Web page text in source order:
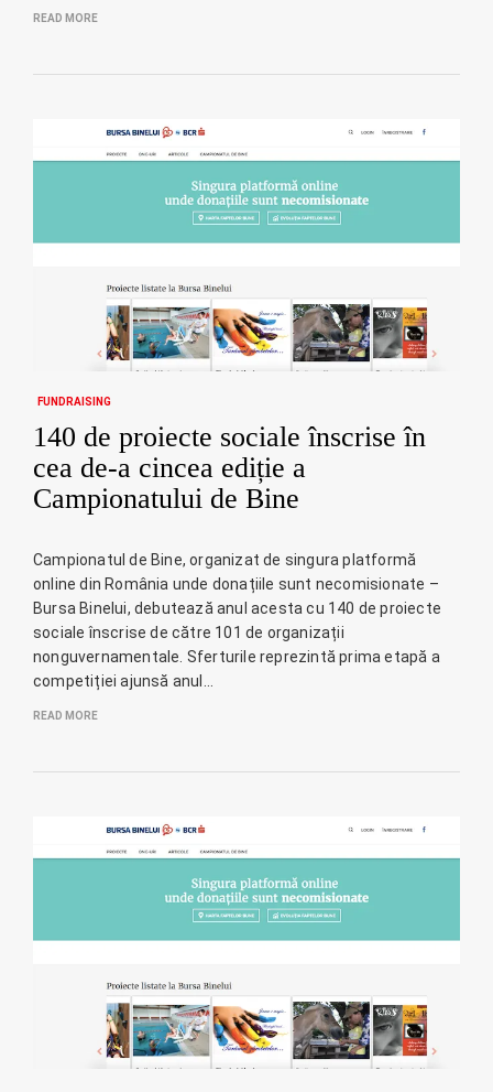
READ MORE
FUNDRAISING
140 de proiecte sociale înscrise în
cea de-a cincea ediție a
Campionatului de Bine
Campionatul de Bine, organizat de singura platformă
online din România unde donațiile sunt necomisionate –
Bursa Binelui, debutează anul acesta cu 140 de proiecte
sociale înscrise de către 101 de organizații
nonguvernamentale. Sferturile reprezintă prima etapă a
competiției ajunsă anul…
READ MORE